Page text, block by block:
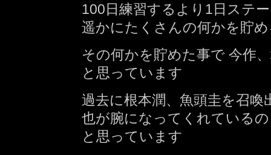
100日練習するより1日ステ
遥かにたくさんの何かを貯
その何かを貯めた事で 今作
と思っています
過去に根本潤、魚頭圭を召喚
也が腕になってくれている
と思っています